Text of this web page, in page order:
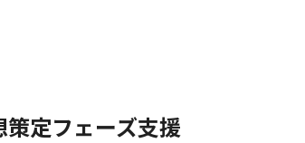
定フェーズ支援